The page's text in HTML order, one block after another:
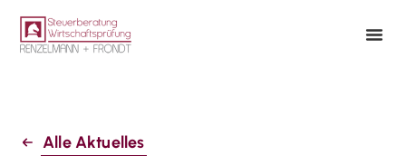
Alle Aktuelles